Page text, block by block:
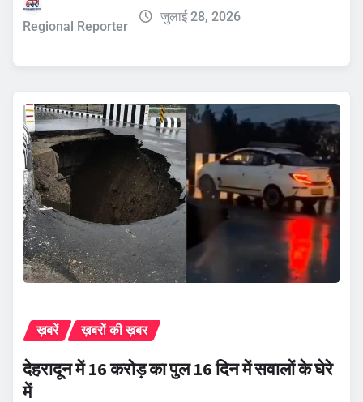
Regional Reporter
जुलाई 28, 2026
ख़बरें ख़बरों की ख़बर
देहरादून में 16 करोड़ का पुल 16 दिन में सवालों के घेरे
में